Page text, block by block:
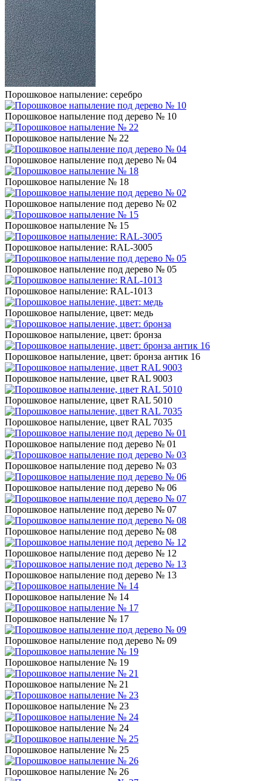
Порошковое напыление: серебро
Порошковое напыление под дерево № 10
Порошковое напыление № 22
Порошковое напыление под дерево № 04
Порошковое напыление № 18
Порошковое напыление под дерево № 02
Порошковое напыление № 15
Порошковое напыление: RAL-3005
Порошковое напыление под дерево № 05
Порошковое напыление: RAL-1013
Порошковое напыление, цвет: медь
Порошковое напыление, цвет: бронза
Порошковое напыление, цвет: бронза антик 16
Порошковое напыление, цвет RAL 9003
Порошковое напыление, цвет RAL 5010
Порошковое напыление, цвет RAL 7035
Порошковое напыление под дерево № 01
Порошковое напыление под дерево № 03
Порошковое напыление под дерево № 06
Порошковое напыление под дерево № 07
Порошковое напыление под дерево № 08
Порошковое напыление под дерево № 12
Порошковое напыление под дерево № 13
Порошковое напыление № 14
Порошковое напыление № 17
Порошковое напыление под дерево № 09
Порошковое напыление № 19
Порошковое напыление № 21
Порошковое напыление № 23
Порошковое напыление № 24
Порошковое напыление № 25
Порошковое напыление № 26